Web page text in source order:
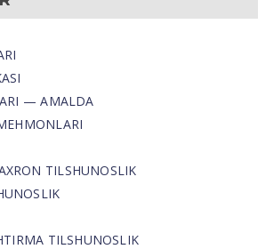
— AMALDA
TILSHUNOSLIK
TILSHUNOSLIK